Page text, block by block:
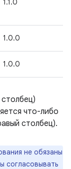
1.0.0
1.0.0
что-либо
столбец).
не обязаны
согласовывать